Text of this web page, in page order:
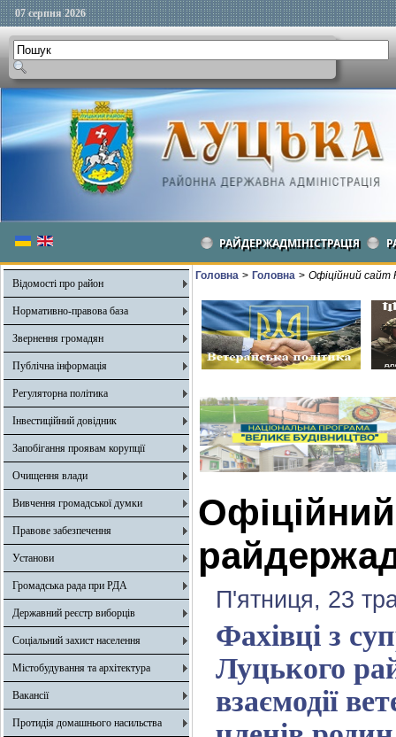
07 серпня 2026
РАЙДЕРЖАДМІНІСТРАЦІЯ
Відомості про район
Нормативно-правова база
Звернення громадян
Публічна інформація
Регуляторна політика
Інвестиційний довідник
Запобігання проявам корупції
Очищення влади
Вивчення громадської думки
Правове забезпечення
Установи
Громадська рада при РДА
Державний реєстр виборців
Соціальний захист населення
Містобудування та архітектура
Вакансії
Протидія домашнього насильства
Головна > Головна > Офіційний сайт
Офіційний
П'ятниця, 23
Фахівці з
Луцького
взаємодії